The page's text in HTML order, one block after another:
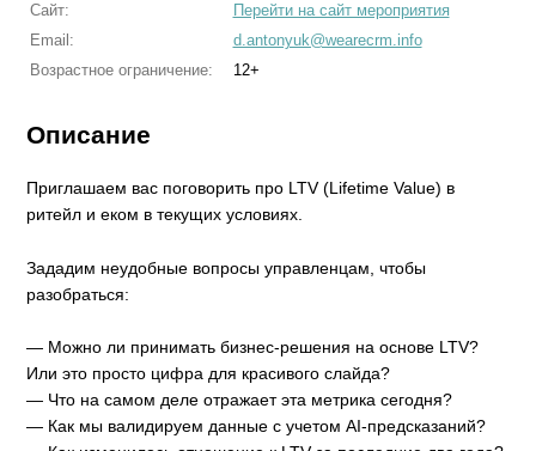
Сайт:
Перейти на сайт мероприятия
Email:
d.antonyuk@wearecrm.info
Возрастное ограничение:
12+
Описание
Приглашаем вас поговорить про LTV (Lifetime Value) в
ритейл и еком в текущих условиях.
Зададим неудобные вопросы управленцам, чтобы
разобраться:
— Можно ли принимать бизнес-решения на основе LTV?
Или это просто цифра для красивого слайда?
— Что на самом деле отражает эта метрика сегодня?
— Как мы валидируем данные с учетом AI-предсказаний?